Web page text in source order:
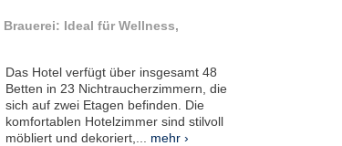
Ideal für Wellness,
Das Hotel verfügt über insgesamt 48
Betten in 23 Nichtraucherzimmern, die
sich auf zwei Etagen befinden. Die
komfortablen Hotelzimmer sind stilvoll
möbliert und dekoriert,... mehr ›